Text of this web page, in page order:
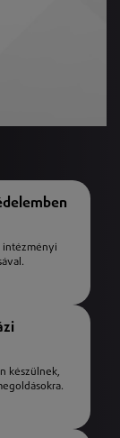
intézményi
készülnek,